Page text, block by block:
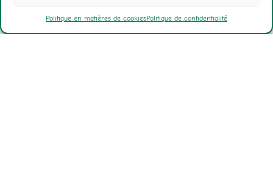
Politique en matières de cookiesPolitique de confidentialité